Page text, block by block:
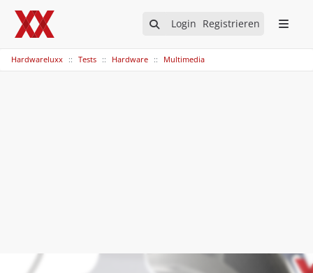
Login Registrieren
Hardwareluxx Tests Hardware Multimedia